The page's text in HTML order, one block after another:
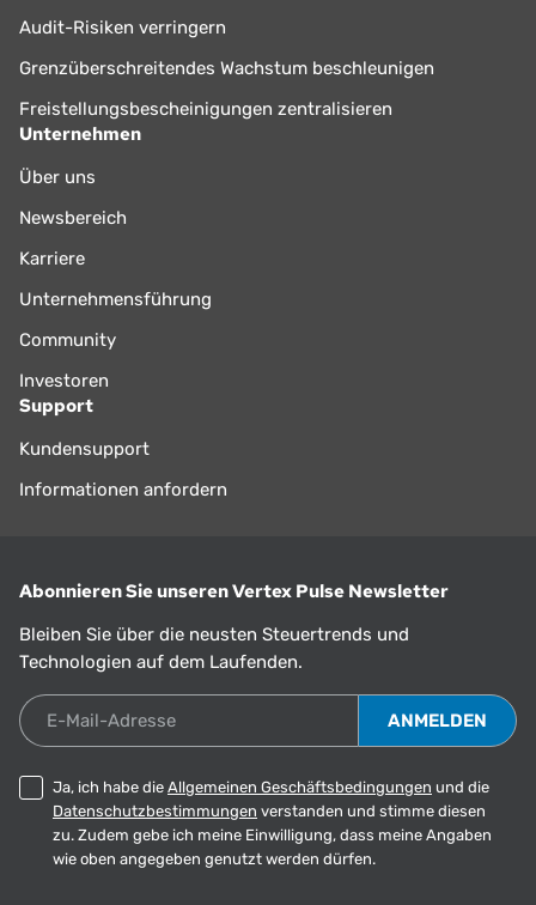
Audit-Risiken verringern
Grenzüberschreitendes Wachstum beschleunigen
Freistellungsbescheinigungen zentralisieren
Unternehmen
Über uns
Newsbereich
Karriere
Unternehmensführung
Community
Investoren
Support
Kundensupport
Informationen anfordern
Abonnieren Sie unseren Vertex Pulse Newsletter
Bleiben Sie über die neusten Steuertrends und
Technologien auf dem Laufenden.
E-Mail-Adresse
Ja, ich habe die Allgemeinen Geschäftsbedingungen und die
Datenschutzbestimmungen verstanden und stimme diesen
zu. Zudem gebe ich meine Einwilligung, dass meine Angaben
wie oben angegeben genutzt werden dürfen.